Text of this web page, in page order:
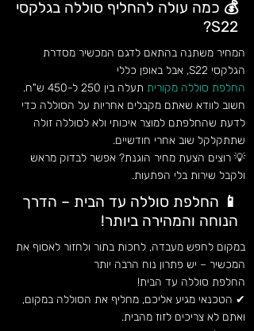
💰 כמה עולה להחליף סוללה בגלקסי
S22?
המחיר משתנה בהתאם לדגם המכשיר מסדרת
הגלקסי S22, אבל באופן כללי
החלפת סוללה מקורית תעלה בין 250 ל-450 ש"ח.
חשוב לוודא שאתם מקבלים אחריות על הסוללה כדי
לדעת שהחלפתם למוצר איכותי ולא לסוללה זולה
שתתקלקל שוב אחרי חודשיים.
💡 רוצים הצעת מחיר הוגנת? אפשר לבדוק מראש
ולקבל שירות בלי הפתעות.
📱 החלפת סוללה עד הבית – הדרך
הנוחה והמהירה ביותר!
במקום לחפש מעבדה, לחכות בתור ולחזור לאסוף את
המכשיר – יש פתרון נוח הרבה יותר
החלפת סוללה עד הבית!
✔ הטכנאי מגיע אליכם, מחליף את הסוללה במקום,
ואתם לא צריכים לזוז מהבית.